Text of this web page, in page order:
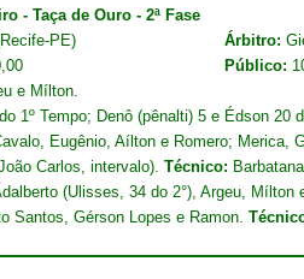
- Taça de Ouro - 2ª Fase
PE) Árbitro:
Público:
e Mílton.
1º Tempo; Denô (pênalti) 5 e Édson 20
Eugênio, Aílton e Romero; Merica,
Carlos, intervalo). Técnico:
(Ulisses, 34 do 2°), Argeu,
Santos, Gérson Lopes e Ramon.